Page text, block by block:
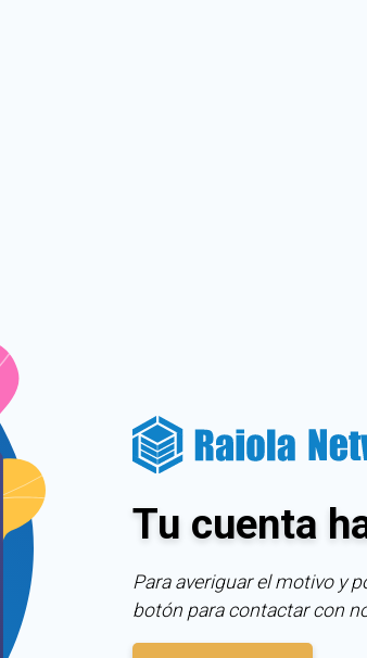
Tu cuenta
Para averiguar el motivo y
botón para contactar con